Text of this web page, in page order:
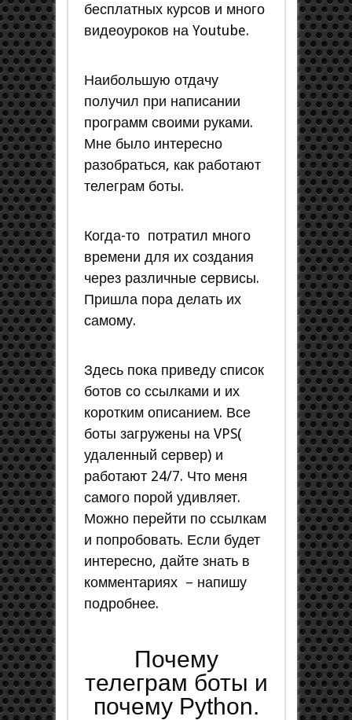
бесплатных курсов и много
видеоуроков на Youtube.
Наибольшую отдачу
получил при написании
программ своими руками.
Мне было интересно
разобраться, как работают
телеграм боты.
Когда-то потратил много
времени для их создания
через различные сервисы.
Пришла пора делать их
самому.
Здесь пока приведу список
ботов со ссылками и их
коротким описанием. Все
боты загружены на VPS(
удаленный сервер) и
работают 24/7. Что меня
самого порой удивляет.
Можно перейти по ссылкам
и попробовать. Если будет
интересно, дайте знать в
комментариях – напишу
подробнее.
Почему
телеграм боты и
почему Python.